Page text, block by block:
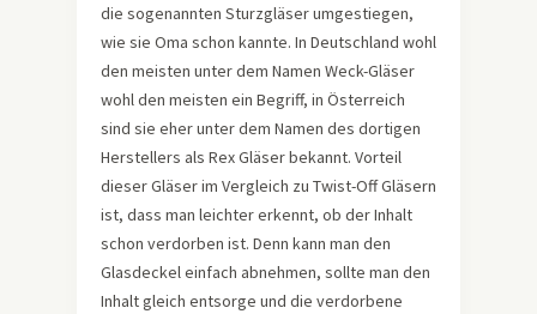
die sogenannten Sturzgläser umgestiegen,
wie sie Oma schon kannte. In Deutschland wohl
den meisten unter dem Namen Weck-Gläser
wohl den meisten ein Begriff, in Österreich
sind sie eher unter dem Namen des dortigen
Herstellers als Rex Gläser bekannt. Vorteil
dieser Gläser im Vergleich zu Twist-Off Gläsern
ist, dass man leichter erkennt, ob der Inhalt
schon verdorben ist. Denn kann man den
Glasdeckel einfach abnehmen, sollte man den
Inhalt gleich entsorge und die verdorbene